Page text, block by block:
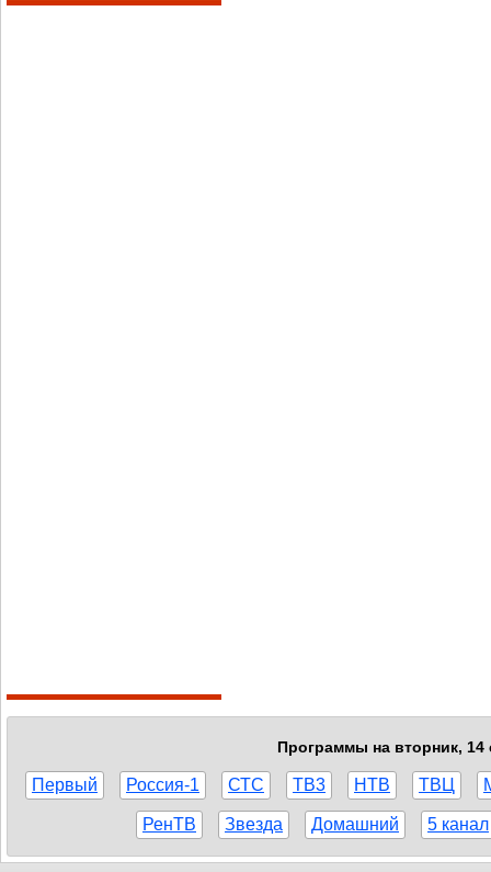
Программы на вторник, 14
Первый Россия-1 СТС ТВ3 НТВ ТВЦ
РенТВ Звезда Домашний 5 канал